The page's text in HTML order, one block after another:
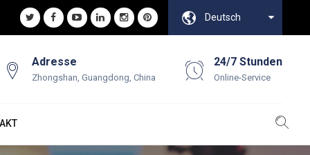
Deutsch
Adresse
Zhongshan, Guangdong, China
24/7 Stunden
Online-Service